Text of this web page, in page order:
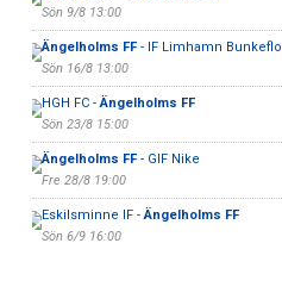
Sön 9/8 13:00
Ängelholms FF- IF Limhamn Bunkeflo
Sön 16/8 13:00
HGH FC -Ängelholms FF
Sön 23/8 15:00
Ängelholms FF- GIF Nike
Fre 28/8 19:00
Eskilsminne IF -Ängelholms FF
Sön 6/9 16:00